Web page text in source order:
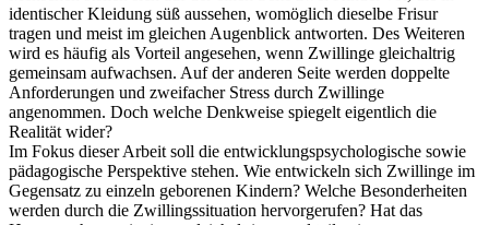
identischer Kleidung süß aussehen, womöglich dieselbe Frisur
tragen und meist im gleichen Augenblick antworten. Des Weiteren
wird es häufig als Vorteil angesehen, wenn Zwillinge gleichaltrig
gemeinsam aufwachsen. Auf der anderen Seite werden doppelte
Anforderungen und zweifacher Stress durch Zwillinge
angenommen. Doch welche Denkweise spiegelt eigentlich die
Realität wider?
Im Fokus dieser Arbeit soll die entwicklungspsychologische sowie
pädagogische Perspektive stehen. Wie entwickeln sich Zwillinge im
Gegensatz zu einzeln geborenen Kindern? Welche Besonderheiten
werden durch die Zwillingssituation hervorgerufen? Hat das